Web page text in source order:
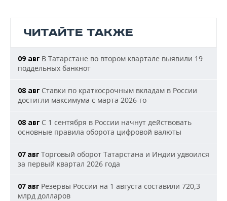
ЧИТАЙТЕ ТАКЖЕ
09 авг В Татарстане во втором квартале выявили 19
поддельных банкнот
08 авг Ставки по краткосрочным вкладам в России
достигли максимума с марта 2026-го
08 авг С 1 сентября в России начнут действовать
основные правила оборота цифровой валюты
07 авг Торговый оборот Татарстана и Индии удвоился
за первый квартал 2026 года
07 авг Резервы России на 1 августа составили 720,3
млрд долларов